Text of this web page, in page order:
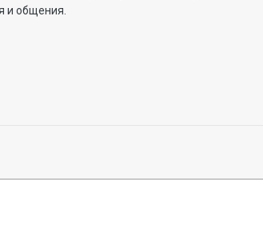
и общения.